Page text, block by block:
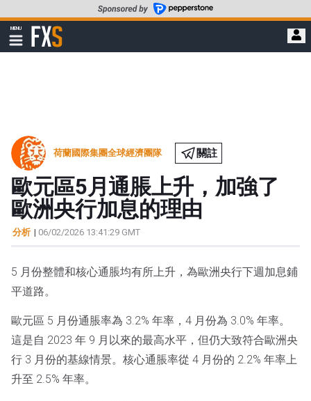
至
要
MENU
顯
示
FXStreet
荷蘭國際集團全球經濟團隊 關註
歐元區5月通脹上升，加強了
歐洲央行加息的理由
分析 | 06/02/2026 13:41:29 GMT
5 月份整體和核心通脹均有所上升，為歐洲央行下週加息鋪
平道路。
歐元區 5 月份通脹率為 3.2% 年率，4 月份為 3.0% 年率。
這是自 2023 年 9 月以來的最高水平，但仍大致符合歐洲央
行 3 月份的基線情景。核心通脹率從 4 月份的 2.2% 年率上
升至 2.5% 年率。